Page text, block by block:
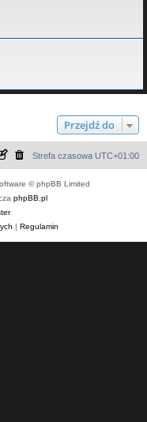
Przejdź do
Strefa czasowa UTC+01:00
© phpBB Limited
phpBB.pl
| Regulamin